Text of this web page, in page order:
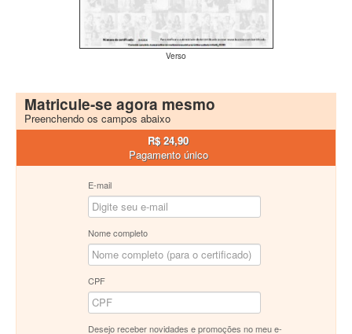
Verso
Matricule-se agora mesmo
Preenchendo os campos abaixo
R$ 24,90
Pagamento único
E-mail
Nome completo
CPF
Desejo receber novidades e promoções no meu e-